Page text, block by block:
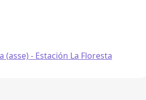
- Estación La Floresta